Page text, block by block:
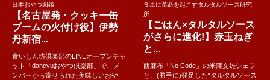
く食を楽しむ食いしん坊は素直でいられます。グルメより食い
しん坊の方が楽なのですよ。
だから、正々堂々と高らかに言いましょう、「みんな美味し
い！」と。
日本おやつ図鑑
【名古屋発・クッキー缶
ブームの火付け役】伊勢
丹新宿...
食いしん坊倶楽部のLINEオープンチャ
ット「dancyuおやつ倶楽部」で、メ
ンバーから寄せられた美味しいおや
食卓に革命を起こすタルタルソース研究
所
【ごはん×タルタルソース
がさらに進化!】赤玉ねぎ
と...
西麻布「No Code」の米澤文雄シェフ
と、(勝手に)発足した“タルタルソース